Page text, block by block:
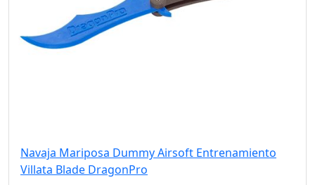
Navaja Mariposa Dummy Airsoft Entrenamiento
Villata Blade DragonPro